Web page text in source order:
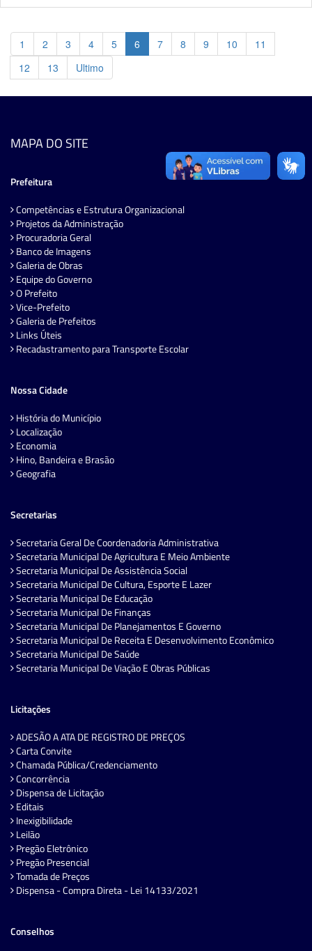
1 2 3 4 5 6 7 8 9 10
11
12
13 Ultimo
MAPA DO SITE
Prefeitura
Competências e Estrutura Organizacional
Projetos da Administração
Procuradoria Geral
Banco de Imagens
Galeria de Obras
Equipe do Governo
O Prefeito
Vice-Prefeito
Galeria de Prefeitos
Links Úteis
Recadastramento para Transporte Escolar
Nossa Cidade
História do Município
Localização
Economia
Hino, Bandeira e Brasão
Geografia
Secretarias
Secretaria Geral De Coordenadoria Administrativa
Secretaria Municipal De Agricultura E Meio Ambiente
Secretaria Municipal De Assistência Social
Secretaria Municipal De Cultura, Esporte E Lazer
Secretaria Municipal De Educação
Secretaria Municipal De Finanças
Secretaria Municipal De Planejamentos E Governo
Secretaria Municipal De Receita E Desenvolvimento Econômico
Secretaria Municipal De Saúde
Secretaria Municipal De Viação E Obras Públicas
Licitações
ADESÃO A ATA DE REGISTRO DE PREÇOS
Carta Convite
Chamada Pública/Credenciamento
Concorrência
Dispensa de Licitação
Editais
Inexigibilidade
Leilão
Pregão Eletrônico
Pregão Presencial
Tomada de Preços
Dispensa - Compra Direta - Lei 14133/2021
Conselhos